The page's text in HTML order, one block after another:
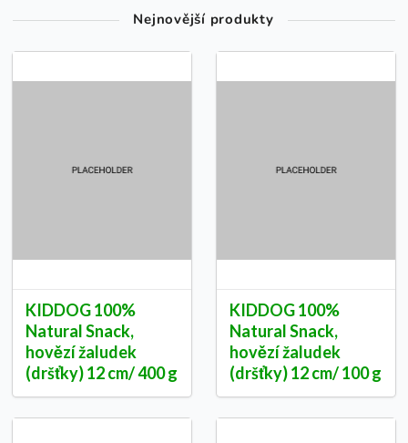
Nejnovější produkty
KIDDOG 100%
Natural Snack,
hovězí žaludek
(dršťky) 12 cm/ 400 g
KIDDOG 100%
Natural Snack,
hovězí žaludek
(dršťky) 12 cm/ 100 g